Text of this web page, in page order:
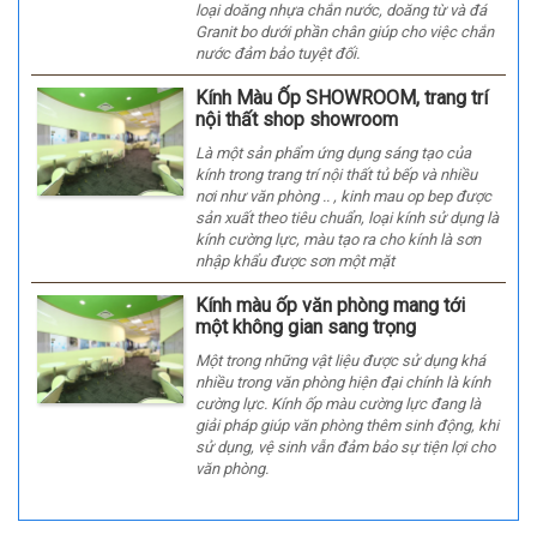
loại doăng nhựa chắn nước, doăng từ và đá
Granit bo dưới phần chân giúp cho việc chắn
nước đảm bảo tuyệt đối.
Kính Màu Ốp SHOWROOM, trang trí
nội thất shop showroom
Là một sản phẩm ứng dụng sáng tạo của
kính trong trang trí nội thất tủ bếp và nhiều
nơi như văn phòng .. , kinh mau op bep được
sản xuất theo tiêu chuẩn, loại kính sử dụng là
kính cường lực, màu tạo ra cho kính là sơn
nhập khẩu được sơn một mặt
Kính màu ốp văn phòng mang tới
một không gian sang trọng
Một trong những vật liệu được sử dụng khá
nhiều trong văn phòng hiện đại chính là kính
cường lực. Kính ốp màu cường lực đang là
giải pháp giúp văn phòng thêm sinh động, khi
sử dụng, vệ sinh vẫn đảm bảo sự tiện lợi cho
văn phòng.